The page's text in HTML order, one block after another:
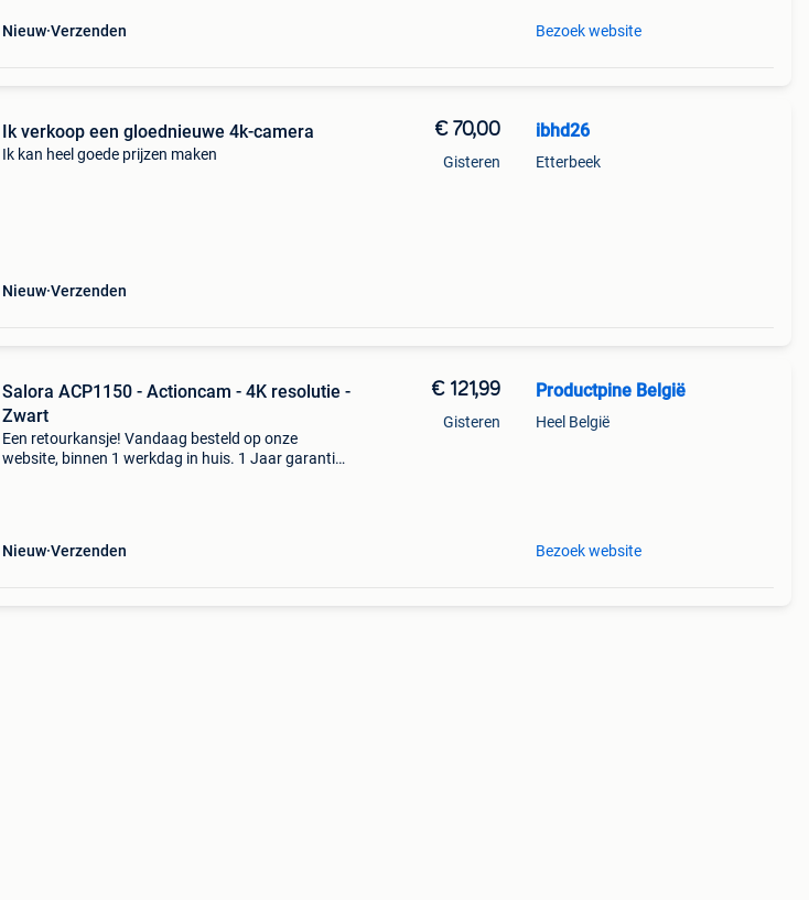
Nieuw Verzenden Bezoek website
Ik verkoop een gloednieuwe 4k-camera
Ik kan heel goede prijzen maken
Nieuw Verzenden
€ 70,00
Gisteren
ibhd26
Etterbeek
Salora ACP1150 - Actioncam - 4K resolutie -
Zwart
Een retourkansje! Vandaag besteld op onze
website, binnen 1 werkdag in huis. 1 Jaar garantie.
Nieuw Verzenden
€ 121,99
Gisteren
Productpine België
Heel België
Bezoek website